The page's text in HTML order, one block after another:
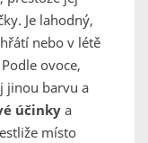
Je lahodný,
nebo v létě
ovoce,
jinou barvu a
účinky a
místo